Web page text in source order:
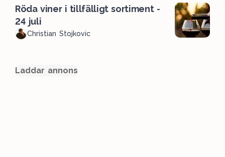
Röda viner i tillfälligt sortiment -
24 juli
Christian Stojkovic
Laddar annons